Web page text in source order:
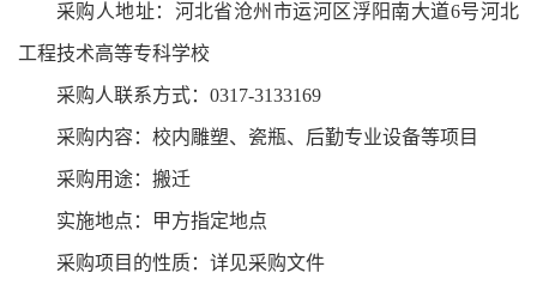
采购人地址：河北省沧州市运河区浮阳南大道6号河北
工程技术高等专科学校
采购人联系方式：0317-3133169
采购内容：校内雕塑、瓷瓶、后勤专业设备等项目
采购用途：搬迁
实施地点：甲方指定地点
采购项目的性质：详见采购文件